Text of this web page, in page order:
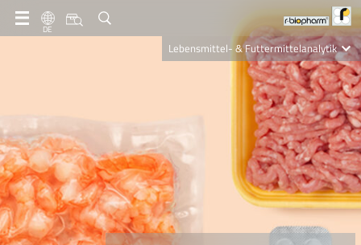
DE
Lebensmittel- & Futtermittelanalytik
Clinical Diagnostics